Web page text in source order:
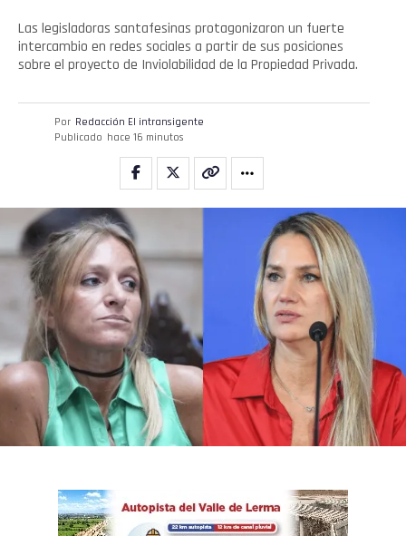
Las legisladoras santafesinas protagonizaron un fuerte
intercambio en redes sociales a partir de sus posiciones
sobre el proyecto de Inviolabilidad de la Propiedad Privada.
Por Redacción El intransigente
Publicado hace 16 minutos